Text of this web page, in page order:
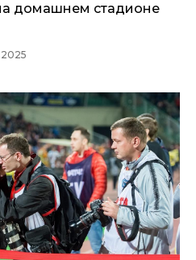
домашнем стадионе